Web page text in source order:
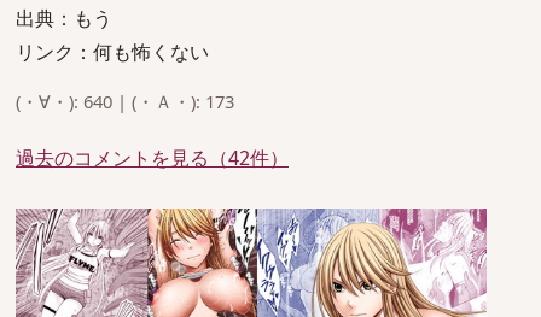
出典：もう
リンク：何も怖くない
(・∀・): 640 | (・Ａ・): 173
過去のコメントを見る（42件）